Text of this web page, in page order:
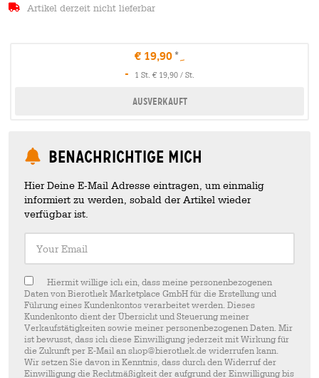
Artikel derzeit nicht lieferbar
€ 19,90
-
1 St. € 19,90 / St.
Ausverkauft
Benachrichtige mich
Hier Deine E-Mail Adresse eintragen, um einmalig
informiert zu werden, sobald der Artikel wieder
verfügbar ist.
Hiermit willige ich ein, dass meine personenbezogenen
Daten von Bierothek Marketplace GmbH für die Erstellung und
Führung eines Kundenkontos verarbeitet werden. Dieses
Kundenkonto dient der Übersicht und Steuerung meiner
Verkaufstätigkeiten sowie meiner personenbezogenen Daten. Mir
ist bewusst, dass ich diese Einwilligung jederzeit mit Wirkung für
die Zukunft per E-Mail an shop@bierothek.de widerrufen kann.
Wir setzen Sie davon in Kenntnis, dass durch den Widerruf der
Einwilligung die Rechtmäßigkeit der aufgrund der Einwilligung bis